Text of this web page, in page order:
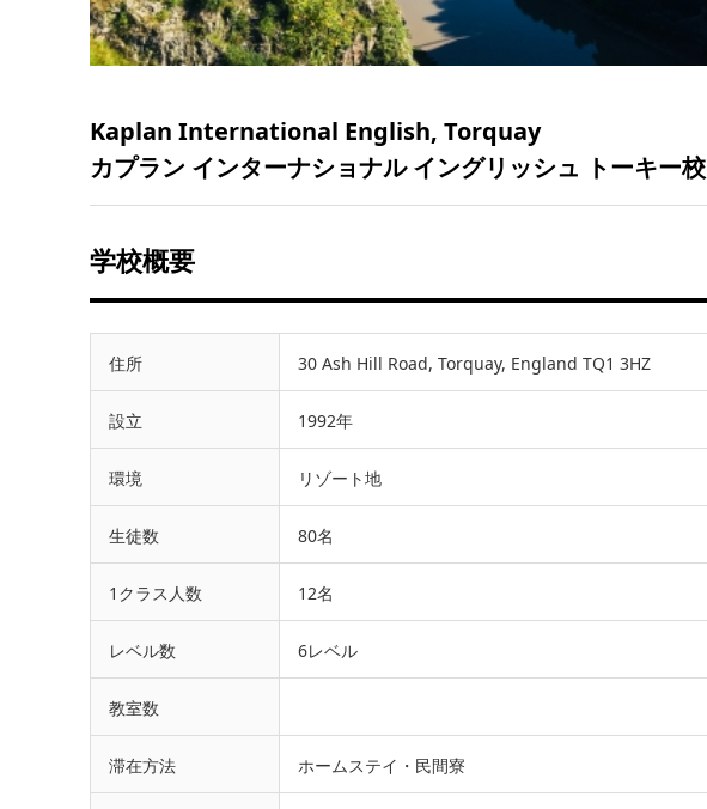
Kaplan International English, Torquay
カプラン インターナショナル イングリッシュ トーキー校
学校概要
住所 30 Ash Hill Road, Torquay, England TQ1 3HZ
設立 1992年
環境 リゾート地
生徒数 80名
1クラス人数 12名
レベル数 6レベル
教室数
滞在方法 ホームステイ・民間寮